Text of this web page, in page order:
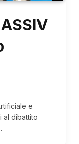
e
al dibattito